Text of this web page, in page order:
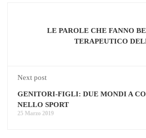
LE PAROLE CHE FANNO
TERAPEUTICO
Next post
GENITORI-FIGLI: DUE MONDI A
NELLO SPORT
25 Marzo 2019